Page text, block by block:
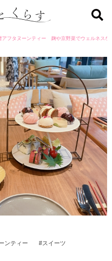
アフタヌーンティー 麹や京野菜でウェルネスな
ンティー スイーツ